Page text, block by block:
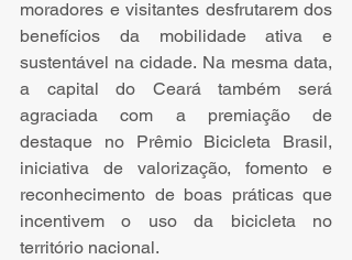
moradores e visitantes desfrutarem dos
benefícios da mobilidade ativa e
sustentável na cidade. Na mesma data,
a capital do Ceará também será
agraciada com a premiação de
destaque no Prêmio Bicicleta Brasil,
iniciativa de valorização, fomento e
reconhecimento de boas práticas que
incentivem o uso da bicicleta no
território nacional.